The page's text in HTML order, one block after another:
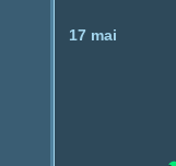
17 mai